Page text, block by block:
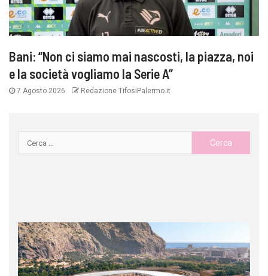
Bani: “Non ci siamo mai nascosti, la piazza, noi
e la società vogliamo la Serie A”
7 Agosto 2026 Redazione TifosiPalermo.it